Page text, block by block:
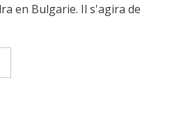
en Bulgarie. Il s'agira de